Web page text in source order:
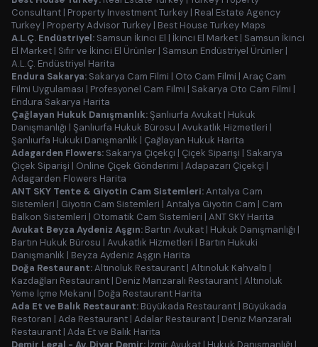
Consultant | Property Investment Turkey | Real Estate Agency
Turkey | Property Advisor Turkey | Best House Turkey Maps
A.L.Ç. Endüstriyel: Samsun İkinci El | İkinci El Market | Samsun İkinci
El Market | Sıfır ve İkinci El Ürünler | Samsun Endüstriyel Ürünler |
A.L.Ç. Endüstriyel Harita
Endura Sakarya: Sakarya Cam Filmi | Oto Cam Filmi | Araç Cam
Filmi Uygulaması | Profesyonel Cam Filmi | Sakarya Oto Cam Filmi |
Endura Sakarya Harita
Çağlayan Hukuk Danışmanlık:Şanlıurfa Avukat | Hukuk
Danışmanlığı | Şanlıurfa Hukuk Bürosu | Avukatlık Hizmetleri |
Şanlıurfa Hukuki Danışmanlık | Çağlayan Hukuk Harita
Adagarden Flowers: Sakarya Çiçekçi | Çiçek Siparişi | Sakarya
Çiçek Siparişi | Online Çiçek Gönderimi | Adapazarı Çiçekçi |
Adagarden Flowers Harita
ANT SKY Tente & Giyotin Cam Sistemleri:Antalya Cam
Sistemleri | Giyotin Cam Sistemleri | Antalya Giyotin Cam | Cam
Balkon Sistemleri | Otomatik Cam Sistemleri | ANT SKY Harita
Avukat Beyza Aydeniz Aşgın: Bartın Avukat | Hukuk Danışmanlığı |
Bartın Hukuk Bürosu | Avukatlık Hizmetleri | Bartın Hukuki
Danışmanlık | Beyza Aydeniz Aşgın Harita
Doğa Restaurant:Altınoluk Restaurant | Altınoluk Kahvaltı |
Kazdağları Restaurant | Deniz Manzaralı Restaurant | Altınoluk
Yeme İçme Mekanı | Doğa Restaurant Harita
Ada Et ve Balık Restaurant: Büyükada Restaurant | Büyükada
Restoran | Ada Restaurant | Adalar Restaurant | Deniz Manzaralı
Restaurant | Ada Et ve Balık Harita
Demir Legal - Av. Diyar Demir: İzmir Avukat | Hukuk Danışmanlığı |